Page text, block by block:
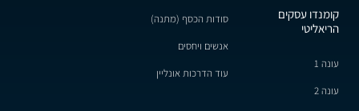
קומנדו עסקים
הריאליטי
עונה 1
עונה 2
סודות הכסף (מתנה)
אנשים ויחסים
עוד הדרכות אונליין